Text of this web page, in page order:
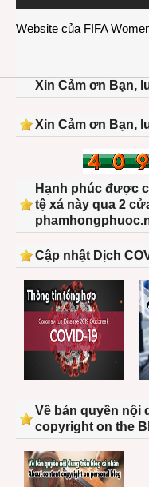
Website của FIFA
Xin Cảm ơn Bạn,
Xin Cảm ơn Bạn,
Hạnh phúc được
tệ xá này qua 2
Cập nhật Dịch
Về bản quyền nội
copyright on the